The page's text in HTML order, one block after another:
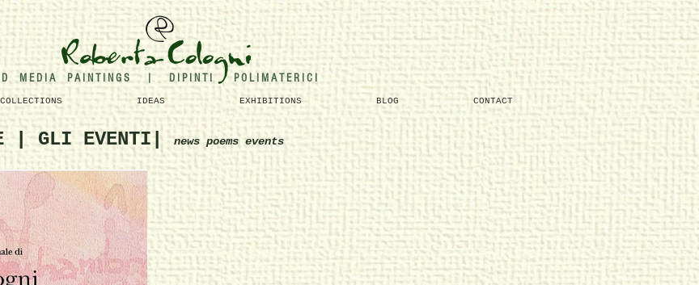
D M E D I A P A I N T I N G S | D I P I N T I P O L I M A T E R I C I
COLLECTIONS IDEAS EXHIBITIONS BLOG CONTACT
| GLI EVENTI| news poems events